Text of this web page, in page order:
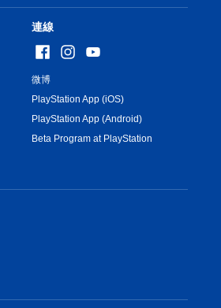
連線
微博
PlayStation App (iOS)
PlayStation App (Android)
Beta Program at PlayStation